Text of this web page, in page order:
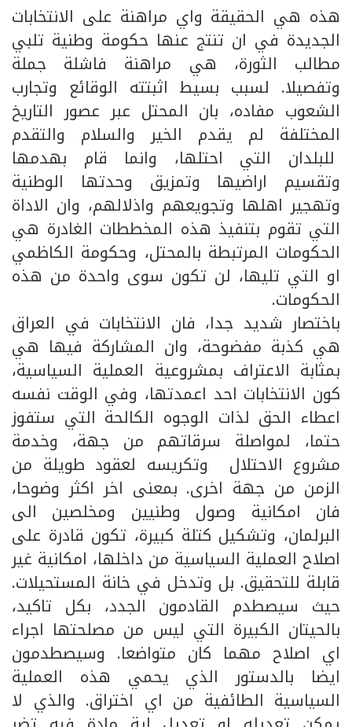
هذه هي الحقيقة واي مراهنة على الانتخابات
الجديدة في ان تنتج عنها حكومة وطنية تلبي
مطالب الثورة، هي مراهنة فاشلة جملة
وتفصيلا. لسبب بسيط اثبتته الوقائع وتجارب
الشعوب مفاده، بان المحتل عبر عصور التاريخ
المختلفة لم يقدم الخير والسلام والتقدم
للبلدان التي احتلها، وانما قام بهدمها
وتقسيم اراضيها وتمزيق وحدتها الوطنية
وتهجير اهلها وتجويعهم واذلالهم، وان الاداة
التي تقوم بتنفيذ هذه المخططات الغادرة هي
الحكومات المرتبطة بالمحتل، وحكومة الكاظمي
او التي تليها، لن تكون سوى واحدة من هذه
الحكومات.
باختصار شديد جدا، فان الانتخابات في العراق
هي كذبة مفضوحة، وان المشاركة فيها هي
بمثابة الاعتراف بمشروعية العملية السياسية،
كون الانتخابات احد اعمدتها، وفي الوقت نفسه
اعطاء الحق لذات الوجوه الكالحة التي ستفوز
حتما، لمواصلة سرقاتهم من جهة، وخدمة
مشروع الاحتلال وتكريسه لعقود طويلة من
الزمن من جهة اخرى. بمعنى اخر اكثر وضوحا،
فان امكانية وصول وطنيين ومخلصين الى
البرلمان، وتشكيل كتلة كبيرة، تكون قادرة على
اصلاح العملية السياسية من داخلها، امكانية غير
قابلة للتحقيق. بل وتدخل في خانة المستحيلات.
حيث سيصطدم القادمون الجدد، بكل تاكيد،
بالحيتان الكبيرة التي ليس من مصلحتها اجراء
اي اصلاح مهما كان متواضعا. وسيصطدمون
ايضا بالدستور الذي يحمي هذه العملية
السياسية الطائفية من اي اختراق. والذي لا